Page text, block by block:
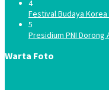
4
Festival Budaya
5
Presidium PNI Dorong
Warta Foto